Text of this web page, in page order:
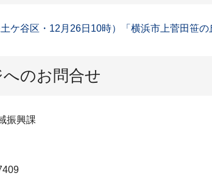
土ケ谷区・12月26日10時）「横浜市上菅田笹
のお問合せ
振興課